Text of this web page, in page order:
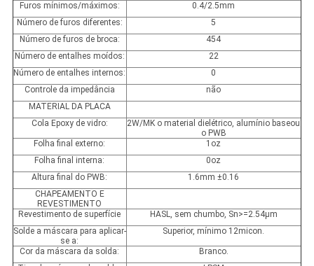
Furos mínimos/máximos:
0.4/2.5mm
Número de furos diferentes:
5
Número de furos de broca:
454
Número de entalhes moídos:
22
Número de entalhes internos:
0
Controle da impedância
não
MATERIAL DA PLACA
Cola Epoxy de vidro:
2W/MK o material dielétrico, alumínio baseou
o PWB
Folha final externo:
1oz
Folha final interna:
0oz
Altura final do PWB:
1.6mm ±0.16
CHAPEAMENTO E
REVESTIMENTO
Revestimento de superfície
HASL, sem chumbo, Sn>=2.54µm
Solde a máscara para aplicar-
se a:
Superior, mínimo 12micon.
Cor da máscara da solda:
Branco.